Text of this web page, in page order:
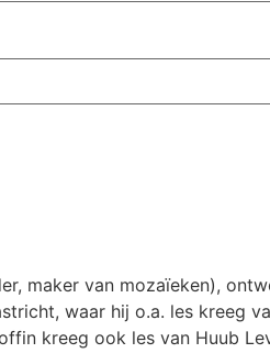
maker van mozaïeken),
waar hij o.a. les kreeg
kreeg ook les van Huub